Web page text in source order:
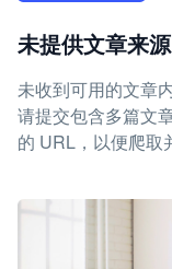
未提供文章来源
未收到可用的文章
请提交包含多篇文
的 URL，以便爬取